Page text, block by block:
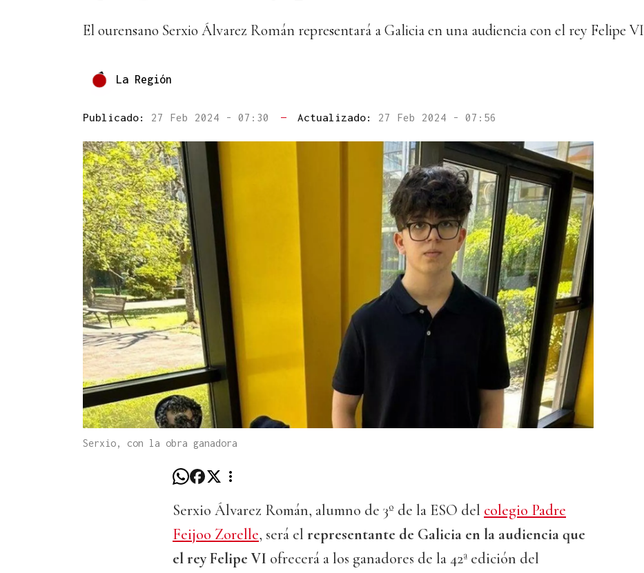
El ourensano Serxio Álvarez Román representará a Galicia en una audiencia con el rey Felipe VI
La Región
Publicado: 27 Feb 2024 - 07:30 — Actualizado: 27 Feb 2024 - 07:56
Serxio, con la obra ganadora
Serxio Álvarez Román, alumno de 3º de la ESO del colegio Padre
Feijoo Zorelle, será el representante de Galicia en la audiencia que
el rey Felipe VI ofrecerá a los ganadores de la 42ª edición del